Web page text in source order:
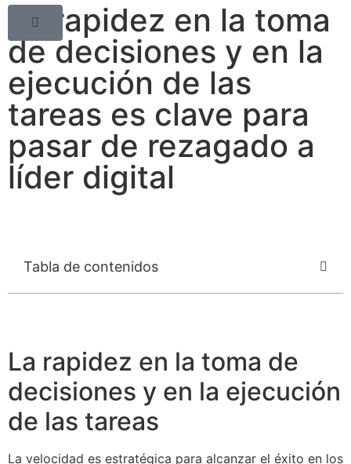
La rapidez en la toma
de decisiones y en la
ejecución de las
tareas es clave para
pasar de rezagado a
líder digital
Tabla de contenidos
La rapidez en la toma de
decisiones y en la ejecución
de las tareas
La velocidad es estratégica para alcanzar el éxito en los